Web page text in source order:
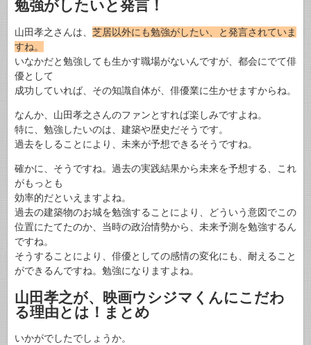
勉強がしたいと発言！
山田孝之さんは、 芝居以外にも勉強がしたい、と発言されていま
すね。
いなかだと勉強しても生かす職場がないんですが、都会にでて俳
優として
成功していれば、その知識自体が、俳優業に生かせますからね。
なんか、山田孝之さんのファンとすれば楽しみですよね。
特に、勉強したいのは、建築や歴史だそうです。
過去をしることにより、未来が予想できるそうですね。
確かに、そうですね。過去の実践結果から未来を予想する、これ
がもっとも
効率的だといえますよね。
過去の建築物のお城を勉強することにより、どういう意図でこの
位置にたてたのか、当時の政治情勢から、未来予測を勉強するん
ですね。
そうすることにより、俳優としての感情の変化にも、耐えること
ができるんですね。勉強になりますよね。
山田孝之が、映画ウシジマくんにこだわ
る理由とは！まとめ
いかがでしたでしょうか。